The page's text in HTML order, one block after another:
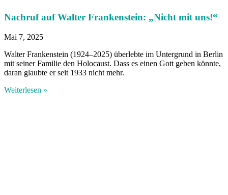
Nachruf auf Walter Frankenstein: „Nicht mit uns!“
Mai 7, 2025
Walter Frankenstein (1924–2025) überlebte im Untergrund in Berlin
mit seiner Familie den Holocaust. Dass es einen Gott geben könnte,
daran glaubte er seit 1933 nicht mehr.
Weiterlesen »